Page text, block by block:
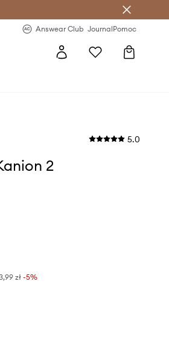
Answear Club JournalPomoc
5.0
2
zł -5%